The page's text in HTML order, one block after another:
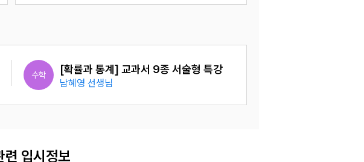
[화이트 라벨] 서술형 핵심패턴
국어
수학 [확률과 통계] 교과서 9종 서술형 특강
남혜영 선생님
영어
련 입시정보